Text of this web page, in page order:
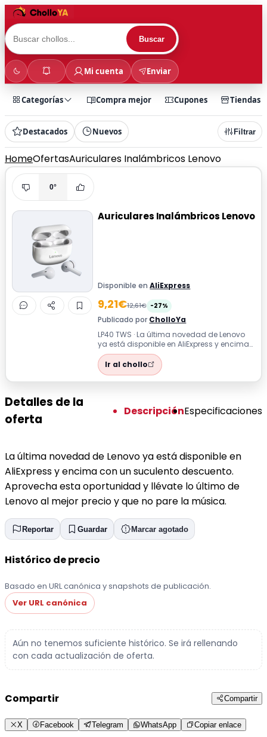
Buscar
Mi cuenta Enviar
Categorías Compra mejor Cupones Tiendas
Destacados Nuevos Filtrar
HomeOfertasAuriculares Inalámbricos Lenovo
0°
Auriculares Inalámbricos Lenovo
Disponible enAliExpress
9,21€12,61€ -27%
Publicado por CholloYa
LP40 TWS · La última novedad de Lenovo
ya está disponible en AliExpress y encima
con un suculento descuento. Aprovech...
Ir al chollo
Detalles de la
oferta
DescripciónEspecificaciones
La última novedad de Lenovo ya está disponible en
AliExpress y encima con un suculento descuento.
Aprovecha esta oportunidad y llévate lo último de
Lenovo al mejor precio y que no pare la música.
Reportar Guardar Marcar agotado
Histórico de precio
Basado en URL canónica y snapshots de publicación.
Ver URL canónica
Aún no tenemos suficiente histórico. Se irá rellenando
con cada actualización de oferta.
Compartir Compartir
X Facebook Telegram WhatsApp Copiar enlace